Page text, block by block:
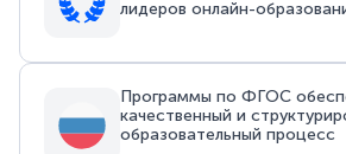
лидеров онлайн-
Программы по ФГОС
качественный и
образовательный процесс